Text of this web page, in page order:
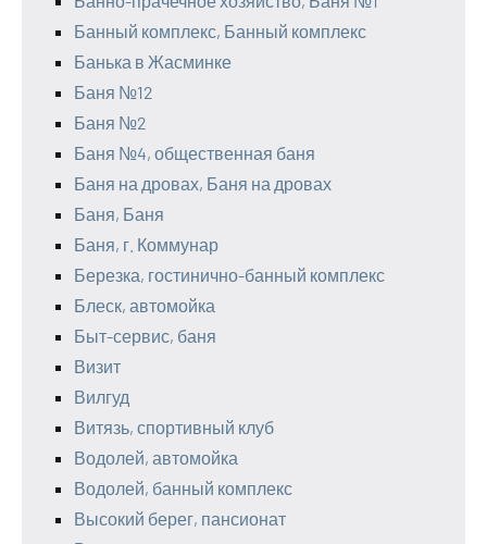
Банный комплекс, Банный комплекс
Банька в Жасминке
Баня №12
Баня №2
Баня №4, общественная баня
Баня на дровах, Баня на дровах
Баня, Баня
Баня, г. Коммунар
Березка, гостинично-банный комплекс
Блеск, автомойка
Быт-сервис, баня
Визит
Вилгуд
Витязь, спортивный клуб
Водолей, автомойка
Водолей, банный комплекс
Высокий берег, пансионат